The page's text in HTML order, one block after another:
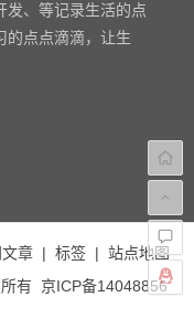
发、等记录生活的点
的点点滴滴，让生
章| 标签| 站点地图
有 京ICP备14048856